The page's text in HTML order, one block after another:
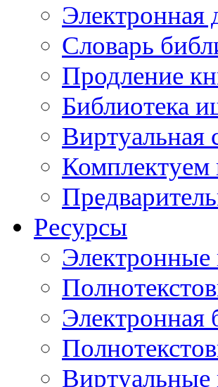
Электронная
Словарь
Продление
Библиотека
Виртуальная
Комплектуем
Ресурсы
Электронные
Электронная